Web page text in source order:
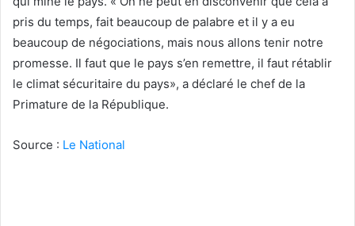
pris du temps, fait beaucoup de palabre et il y a eu
beaucoup de négociations, mais nous allons tenir notre
promesse. Il faut que le pays s’en remettre, il faut rétablir
le climat sécuritaire du pays», a déclaré le chef de la
Primature de la République.
Source : Le National